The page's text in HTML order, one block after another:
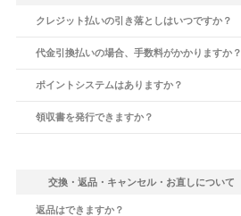
クレジット払いの引き落としはいつですか？
代金引換払いの場合、手数料がかかりますか？
ポイントシステムはありますか？
領収書を発行できますか？
交換・返品・キャンセル・お直しについて
返品はできますか？